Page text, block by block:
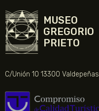
MUSEO
GREGORIO
PRIETO
C/Unión 10 13300 Valdepeñas